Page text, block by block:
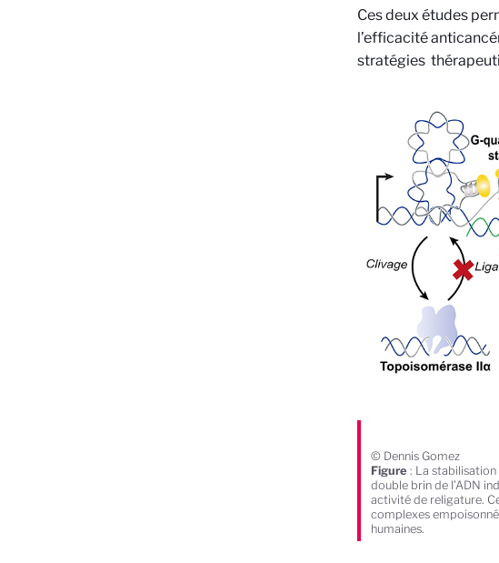
Ces deux études
l’efficacité
stratégies
© Dennis Gomez
Figure : La
double brin de l’ADN
activité de religature.
complexes
humaines.